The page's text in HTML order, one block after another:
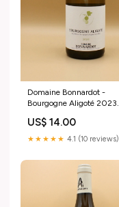
Domaine Bonnardot -
Bourgogne Aligoté 2023
US$ 14.00
★★★★★ 4.1 (10 reviews)